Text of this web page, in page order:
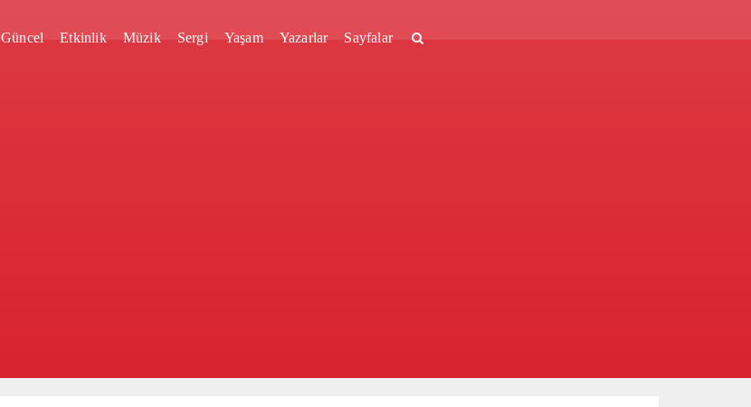
Güncel Etkinlik Müzik Sergi Yaşam Yazarlar Sayfalar